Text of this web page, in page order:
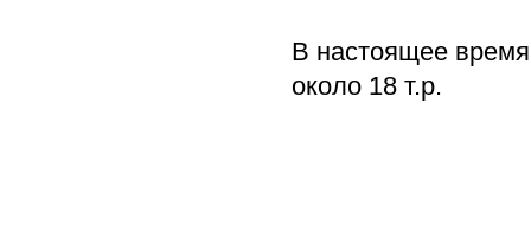
В настоящее
около 18 т.р.